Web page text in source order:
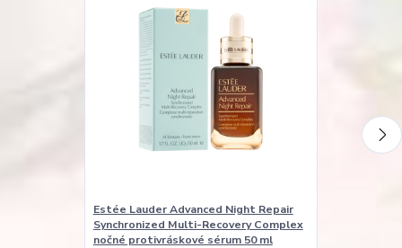
Estée Lauder Advanced Night Repair
Synchronized Multi-Recovery Complex
nočné protivráskové sérum 50 ml